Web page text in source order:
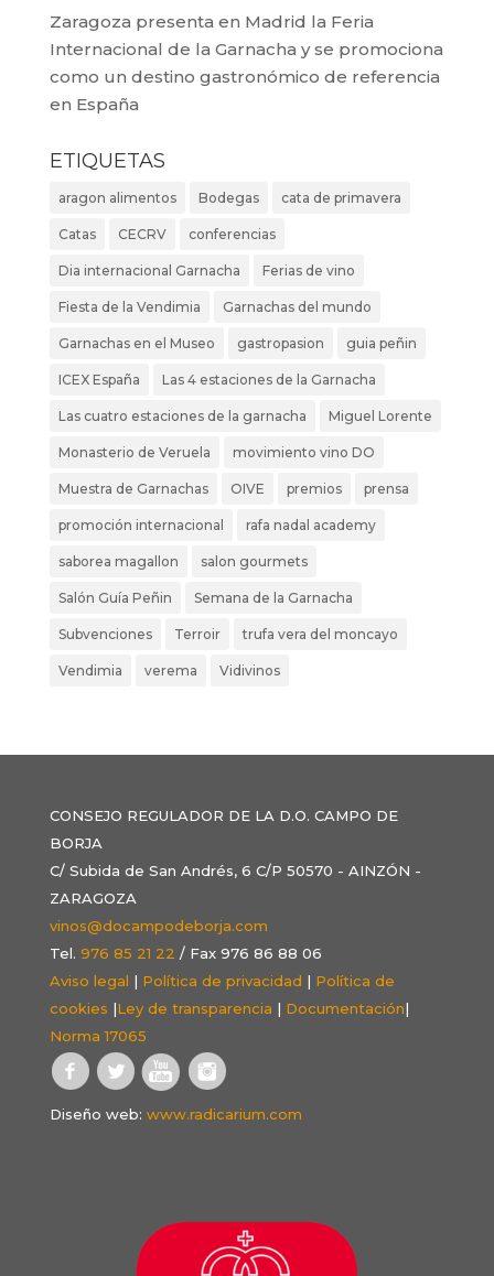
Zaragoza presenta en Madrid la Feria
Internacional de la Garnacha y se promociona
como un destino gastronómico de referencia
en España
ETIQUETAS
aragon alimentos Bodegas cata de primavera
Catas CECRV conferencias
Dia internacional Garnacha Ferias de vino
Fiesta de la Vendimia Garnachas del mundo
Garnachas en el Museo gastropasion guia peñin
ICEX España Las 4 estaciones de la Garnacha
Las cuatro estaciones de la garnacha Miguel Lorente
Monasterio de Veruela movimiento vino DO
Muestra de Garnachas OIVE premios prensa
promoción internacional rafa nadal academy
saborea magallon salon gourmets
Salón Guía Peñin Semana de la Garnacha
Subvenciones Terroir trufa vera del moncayo
Vendimia verema Vidivinos
CONSEJO REGULADOR DE LA D.O. CAMPO DE
BORJA
C/ Subida de San Andrés, 6 C/P 50570 - AINZÓN -
ZARAGOZA
vinos@docampodeborja.com
Tel. 976 85 21 22 / Fax 976 86 88 06
Aviso legal | Política de privacidad | Política de
cookies |Ley de transparencia | Documentación|
Norma 17065
Diseño web: www.radicarium.com